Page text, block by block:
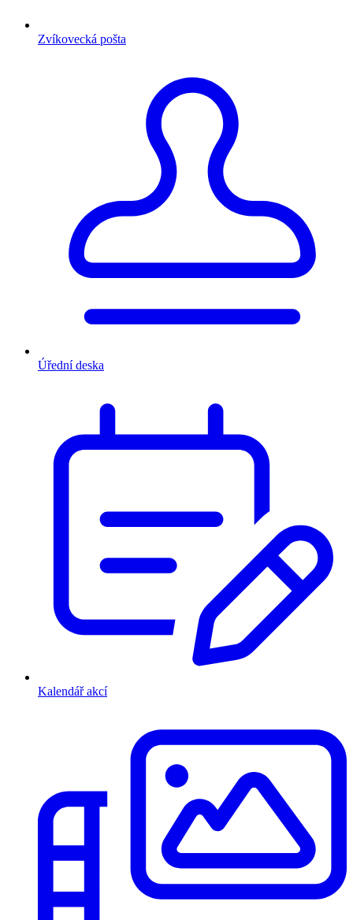
Zvíkovecká pošta
Úřední deska
Kalendář akcí